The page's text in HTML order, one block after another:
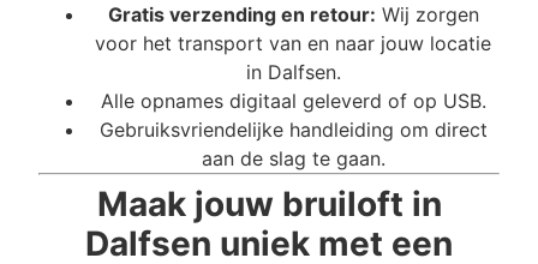
Gratis verzending en retour: Wij zorgen
voor het transport van en naar jouw locatie
in Dalfsen.
Alle opnames digitaal geleverd of op USB.
Gebruiksvriendelijke handleiding om direct
aan de slag te gaan.
Maak jouw bruiloft in
Dalfsen uniek met een